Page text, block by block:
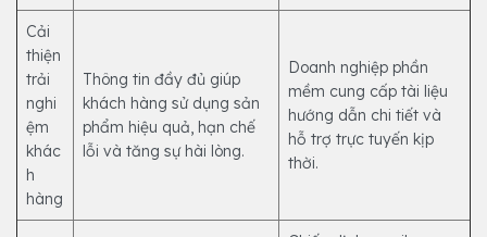
Cải
thiện
trải
nghi
ệm
khác
h
hàng
Thông tin đầy đủ giúp
khách hàng sử dụng sản
phẩm hiệu quả, hạn chế
lỗi và tăng sự hài lòng.
Doanh nghiệp phần
mềm cung cấp tài liệu
hướng dẫn chi tiết và
hỗ trợ trực tuyến kịp
thời.